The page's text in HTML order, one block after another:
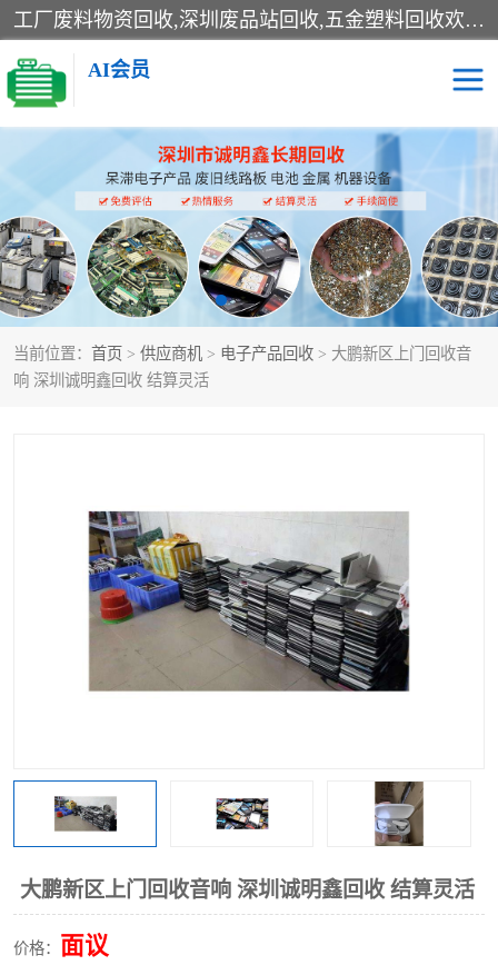
工厂废料物资回收,深圳废品站回收,五金塑料回收欢迎有金属、塑料、电子、电线、废旧设备、废铜、锡渣、线路板、镀银废料、废IC、电子零件、电子脚，等其他废旧物资的单位及个人联系洽谈。对提供息者我们可以提供优厚的业务提成（佣金）。
AI会员
当前位置： 首页 > 供应商机 > 电子产品回收 > 大鹏新区上门回收音
响 深圳诚明鑫回收 结算灵活
大鹏新区上门回收音响 深圳诚明鑫回收 结算灵活
价格： 面议
线路板回收 电子回收
电子产品回收 电池回收
金属回收 机器设备回收